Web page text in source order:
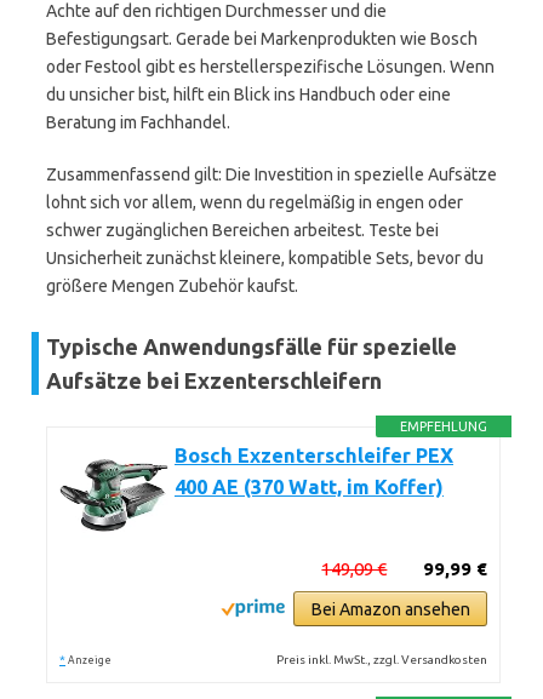
Achte auf den richtigen Durchmesser und die
Befestigungsart. Gerade bei Markenprodukten wie Bosch
oder Festool gibt es herstellerspezifische Lösungen. Wenn
du unsicher bist, hilft ein Blick ins Handbuch oder eine
Beratung im Fachhandel.
Zusammenfassend gilt: Die Investition in spezielle Aufsätze
lohnt sich vor allem, wenn du regelmäßig in engen oder
schwer zugänglichen Bereichen arbeitest. Teste bei
Unsicherheit zunächst kleinere, kompatible Sets, bevor du
größere Mengen Zubehör kaufst.
Typische Anwendungsfälle für spezielle
Aufsätze bei Exzenterschleifern
EMPFEHLUNG
Bosch Exzenterschleifer PEX
400 AE (370 Watt, im Koffer)
99,99 €
149,09 €
Bei Amazon ansehen
* Anzeige Preis inkl. MwSt., zzgl. Versandkosten